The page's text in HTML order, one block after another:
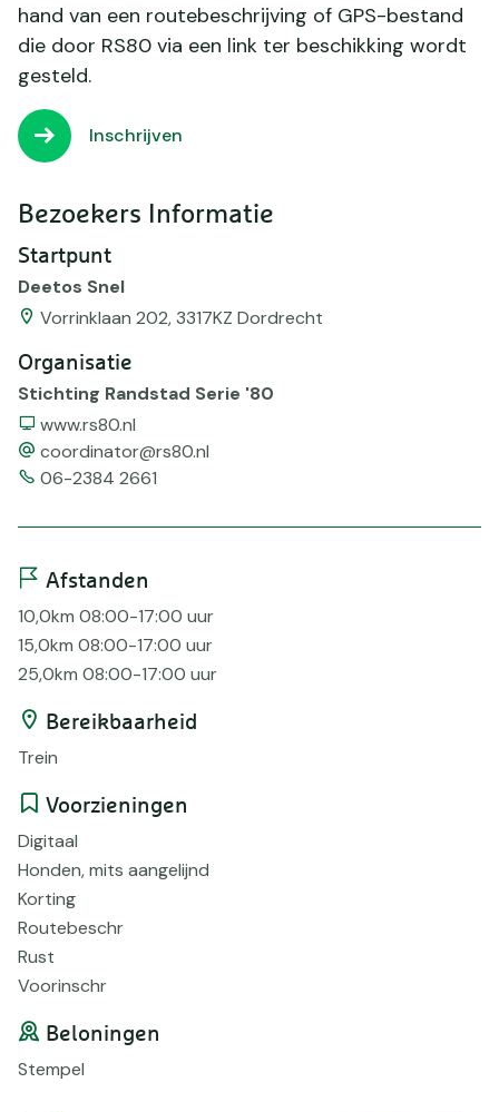
hand van een routebeschrijving of GPS-bestand
die door RS80 via een link ter beschikking wordt
gesteld.
Inschrijven
Bezoekers Informatie
Startpunt
Deetos Snel
Vorrinklaan 202, 3317KZ Dordrecht
Organisatie
Stichting Randstad Serie '80
Website
www.rs80.nl
emailcoordinator@rs80.nl
Telefoonnummer
06-2384 2661
Afstanden
10,0km 08:00-17:00 uur
15,0km 08:00-17:00 uur
25,0km 08:00-17:00 uur
Bereikbaarheid
Trein
Voorzieningen
Digitaal
Honden, mits aangelijnd
Korting
Routebeschr
Rust
Voorinschr
Beloningen
Stempel